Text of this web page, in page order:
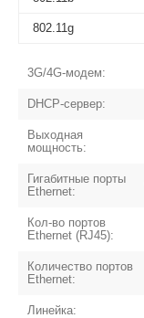
802.11g
3G/4G-модем:
DHCP-сервер:
Выходная
мощность:
Гигабитные порты
Ethernet:
Кол-во портов
Ethernet (RJ45):
Количество портов
Ethernet:
Линейка: